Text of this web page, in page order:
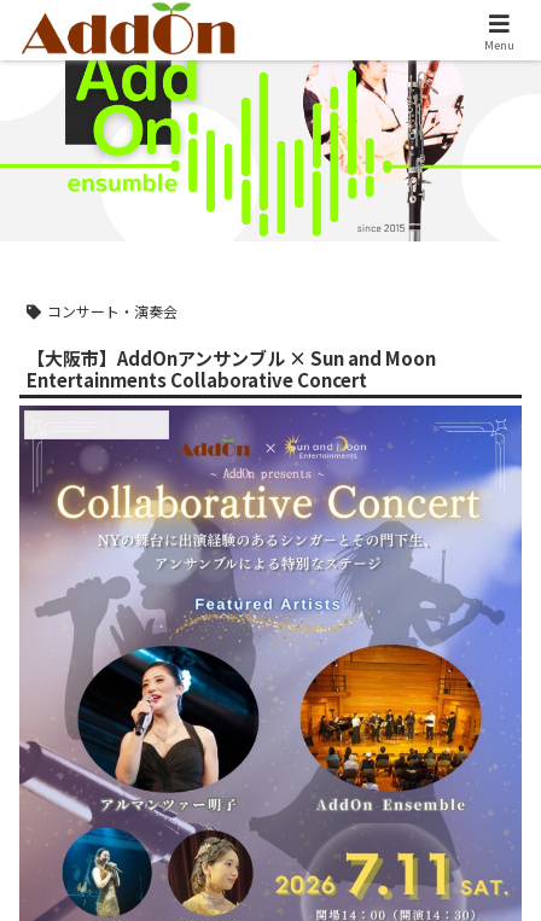
コンサート・演奏会
【大阪市】AddOnアンサンブル × Sun and Moon
Entertainments Collaborative Concert
Menu